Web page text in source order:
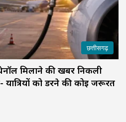
छत्तीसगढ़
मिलाने की खबर निकली
को डरने की कोई जरूरत